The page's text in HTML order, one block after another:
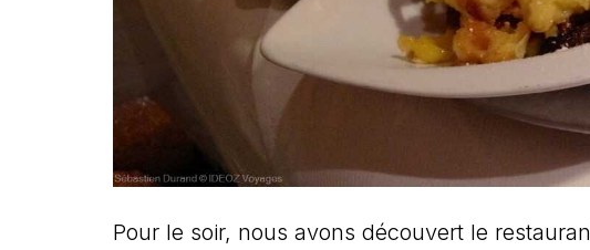
Pour le soir, nous avons découvert le